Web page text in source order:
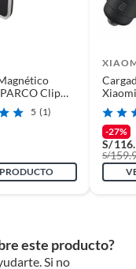
Clip
SPE192CB
5 (1)
Rapida
-27%
S/
S/
este producto?
Si no